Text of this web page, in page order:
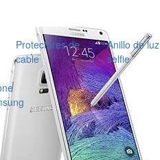
Protectores de
cable
Anillo de luz
selfie